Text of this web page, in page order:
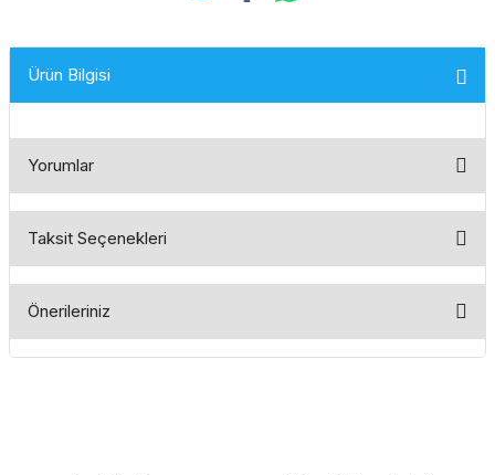
Ürün Bilgisi
Yorumlar
Taksit Seçenekleri
Önerileriniz